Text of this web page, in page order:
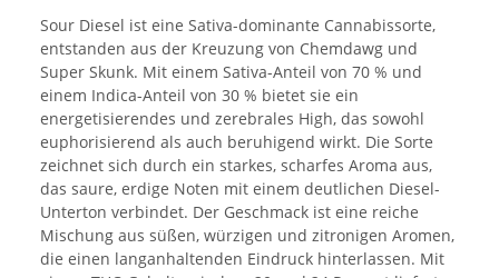
Sour Diesel ist eine Sativa-dominante Cannabissorte,
entstanden aus der Kreuzung von Chemdawg und
Super Skunk. Mit einem Sativa-Anteil von 70 % und
einem Indica-Anteil von 30 % bietet sie ein
energetisierendes und zerebrales High, das sowohl
euphorisierend als auch beruhigend wirkt. Die Sorte
zeichnet sich durch ein starkes, scharfes Aroma aus,
das saure, erdige Noten mit einem deutlichen Diesel-
Unterton verbindet. Der Geschmack ist eine reiche
Mischung aus süßen, würzigen und zitronigen Aromen,
die einen langanhaltenden Eindruck hinterlassen. Mit